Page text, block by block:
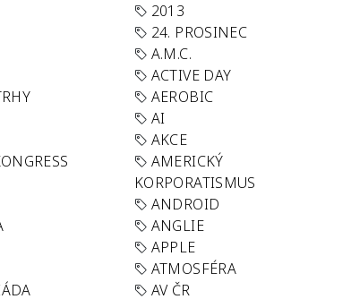
2013
24. PROSINEC
A.M.C.
ACTIVE DAY
AEROBIC
AI
AKCE
AMERICKÝ
KORPORATISMUS
ANDROID
ANGLIE
APPLE
ATMOSFÉRA
AV ČR